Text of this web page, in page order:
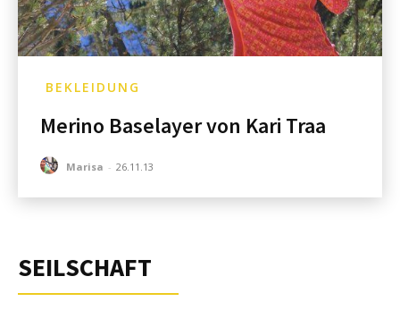
BEKLEIDUNG
Merino Baselayer von Kari Traa
Marisa - 26.11.13
SEILSCHAFT